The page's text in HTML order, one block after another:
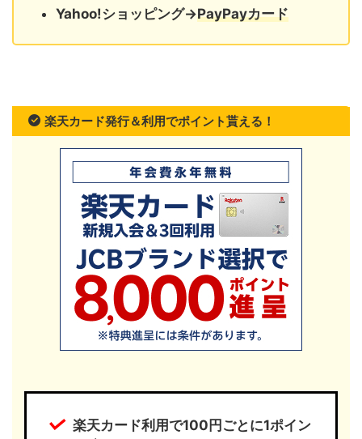
Yahoo!ショッピング→PayPayカード
楽天カード発行＆利用でポイント貰える！
楽天カード利用で100円ごとに1ポイン